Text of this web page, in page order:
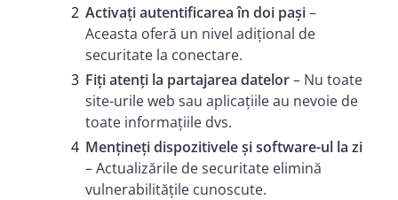
Activați autentificarea în doi pași–
Aceasta oferă un nivel adițional de
securitate la conectare.
Fiți atenți la partajarea datelor– Nu toate
site-urile web sau aplicațiile au nevoie de
toate informațiile dvs.
Mențineți dispozitivele și software-ul la zi
– Actualizările de securitate elimină
vulnerabilitățile cunoscute.